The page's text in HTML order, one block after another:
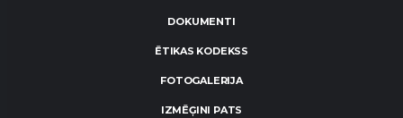
DOKUMENTI
ĒTIKAS KODEKSS
FOTOGALERIJA
IZMĒĢINI PATS